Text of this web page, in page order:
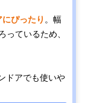
ぴったり 。幅
っているため、
ドアでも使いや